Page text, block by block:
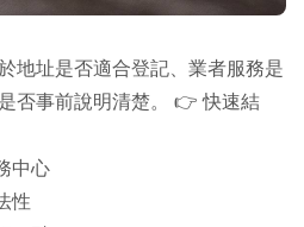
地址是否適合登記、業者服務是
否事前說明清楚。 👉 快速結
中心
性